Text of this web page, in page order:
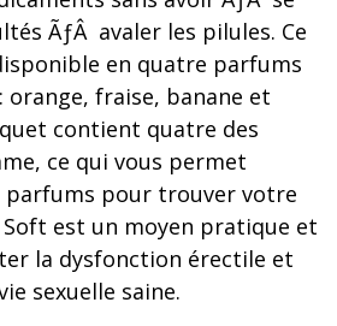
ÃƒÂ avaler les pilules. Ce
en quatre parfums
fraise, banane et
contient quatre des
ce qui vous permet
parfums pour trouver votre
est un moyen pratique et
la dysfonction érectile et
sexuelle saine.